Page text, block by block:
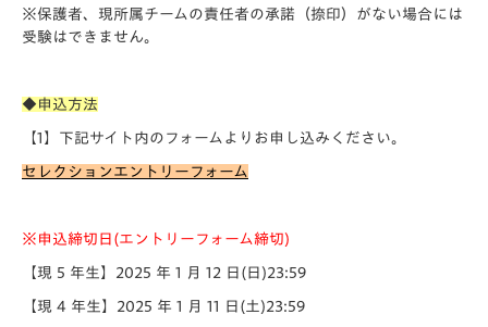
※保護者、現所属チームの責任者の承諾（捺印）がない場合には
受験はできません。
◆申込方法
【1】下記サイト内のフォームよりお申し込みください。
セレクションエントリーフォーム
※申込締切日(エントリーフォーム締切)
【現 5 年生】2025 年 1 月 12 日(日)23:59
【現 4 年生】2025 年 1 月 11 日(土)23:59